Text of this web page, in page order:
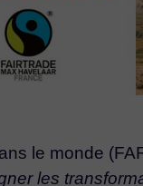
le monde
les